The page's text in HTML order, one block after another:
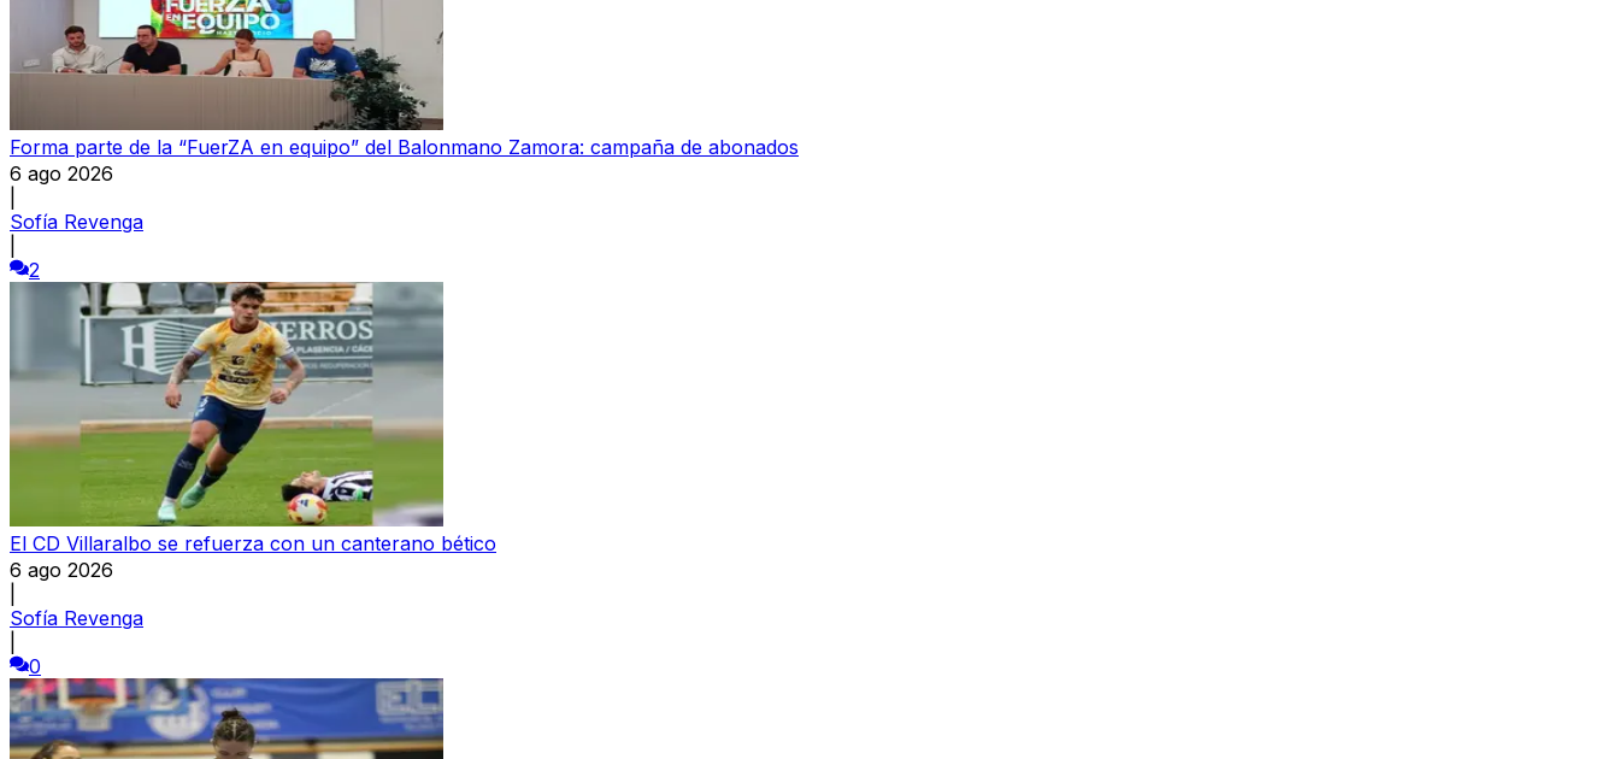
Forma parte de la “FuerZA en equipo” del Balonmano Zamora: campaña de abonados
6 ago 2026
Sofía Revenga
2
El CD Villaralbo se refuerza con un canterano bético
6 ago 2026
Sofía Revenga
0